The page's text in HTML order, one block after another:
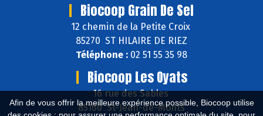
Afin de vous offrir la meilleure expérience possible, Biocoop utilise
Biocoop Grain De Sel
12 chemin de la Petite Croix
85270 ST HILAIRE DE RIEZ
Téléphone : 02 51 55 35 98
Biocoop Les Oyats
16 rue des Sables
85160 St-Jean-de-Monts